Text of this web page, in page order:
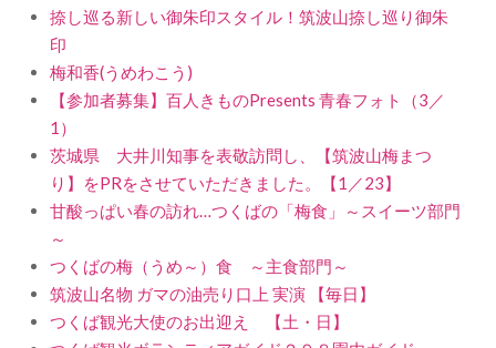
捺し巡る新しい御朱印スタイル！筑波山捺し巡り御朱
印
梅和香(うめわこう)
【参加者募集】百人きものPresents 青春フォト（3／
1）
茨城県 大井川知事を表敬訪問し、【筑波山梅まつ
り】をPRをさせていただきました。【1／23】
甘酸っぱい春の訪れ…つくばの「梅食」～スイーツ部門
～
つくばの梅（うめ～）食 ～主食部門～
筑波山名物 ガマの油売り口上 実演 【毎日】
つくば観光大使のお出迎え 【土・日】